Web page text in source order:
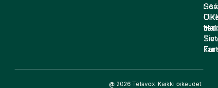
@ 2026 Telavox. Kaikki oikeudet